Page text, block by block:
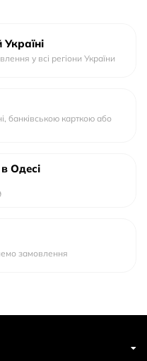
у всі регіони України
банківською карткою або
Одесі
замовлення